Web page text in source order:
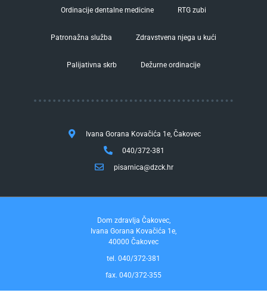
Ordinacije dentalne medicine RTG zubi
Patronažna služba Zdravstvena njega u kući
Palijativna skrb Dežurne ordinacije
Ivana Gorana Kovačića 1e, Čakovec
040/372-381
pisarnica@dzck.hr
Dom zdravlja Čakovec,
Ivana Gorana Kovačića 1e,
40000 Čakovec
tel. 040/372-381
fax. 040/372-355